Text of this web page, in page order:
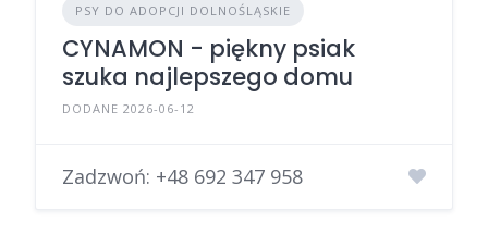
PSY DO ADOPCJI DOLNOŚLĄSKIE
CYNAMON - piękny psiak
szuka najlepszego domu
DODANE 2026-06-12
Zadzwoń: +48 692 347 958